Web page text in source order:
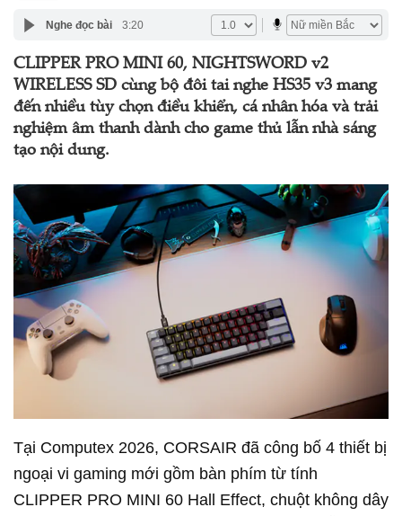
Nghe đọc bài 3:20
CLIPPER PRO MINI 60, NIGHTSWORD v2
WIRELESS SD cùng bộ đôi tai nghe HS35 v3 mang
đến nhiều tùy chọn điều khiển, cá nhân hóa và trải
nghiệm âm thanh dành cho game thủ lẫn nhà sáng
tạo nội dung.
Tại Computex 2026, CORSAIR đã công bố 4 thiết bị
ngoại vi gaming mới gồm bàn phím từ tính
CLIPPER PRO MINI 60 Hall Effect, chuột không dây